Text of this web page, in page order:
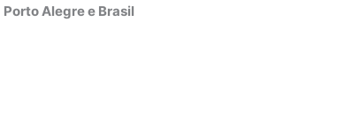
Porto Alegre e Brasil